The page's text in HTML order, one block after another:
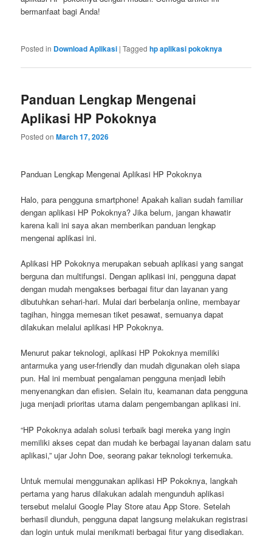
bermanfaat bagi Anda!
Posted in Download Aplikasi |Tagged hp aplikasi pokoknya
Panduan Lengkap Mengenai
Aplikasi HP Pokoknya
Posted onMarch 17, 2026
Panduan Lengkap Mengenai Aplikasi HP Pokoknya
Halo, para pengguna smartphone! Apakah kalian sudah familiar
dengan aplikasi HP Pokoknya? Jika belum, jangan khawatir
karena kali ini saya akan memberikan panduan lengkap
mengenai aplikasi ini.
Aplikasi HP Pokoknya merupakan sebuah aplikasi yang sangat
berguna dan multifungsi. Dengan aplikasi ini, pengguna dapat
dengan mudah mengakses berbagai fitur dan layanan yang
dibutuhkan sehari-hari. Mulai dari berbelanja online, membayar
tagihan, hingga memesan tiket pesawat, semuanya dapat
dilakukan melalui aplikasi HP Pokoknya.
Menurut pakar teknologi, aplikasi HP Pokoknya memiliki
antarmuka yang user-friendly dan mudah digunakan oleh siapa
pun. Hal ini membuat pengalaman pengguna menjadi lebih
menyenangkan dan efisien. Selain itu, keamanan data pengguna
juga menjadi prioritas utama dalam pengembangan aplikasi ini.
“HP Pokoknya adalah solusi terbaik bagi mereka yang ingin
memiliki akses cepat dan mudah ke berbagai layanan dalam satu
aplikasi,” ujar John Doe, seorang pakar teknologi terkemuka.
Untuk memulai menggunakan aplikasi HP Pokoknya, langkah
pertama yang harus dilakukan adalah mengunduh aplikasi
tersebut melalui Google Play Store atau App Store. Setelah
berhasil diunduh, pengguna dapat langsung melakukan registrasi
dan login untuk mulai menikmati berbagai fitur yang disediakan.